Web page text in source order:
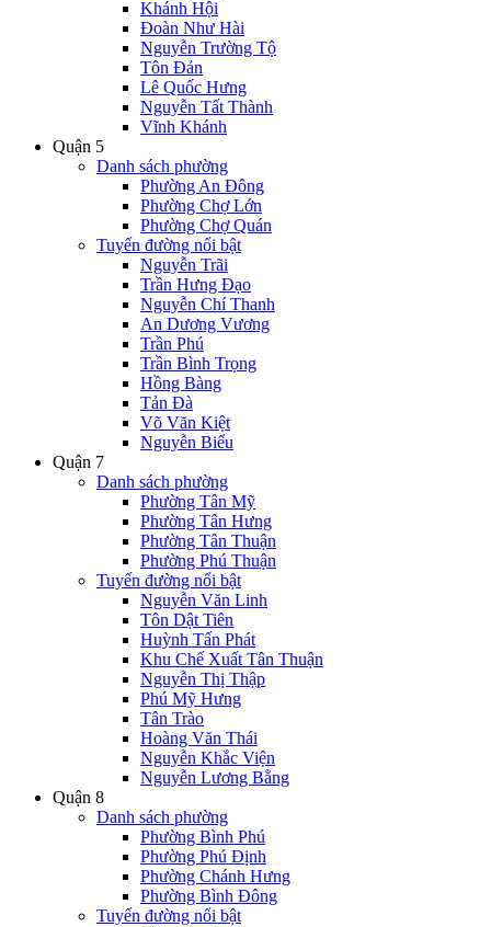
Khánh Hội
Đoàn Như Hài
Nguyễn Trường Tộ
Tôn Đản
Lê Quốc Hưng
Nguyễn Tất Thành
Vĩnh Khánh
Quận 5
Danh sách phường
Phường An Đông
Phường Chợ Lớn
Phường Chợ Quán
Tuyến đường nổi bật
Nguyễn Trãi
Trần Hưng Đạo
Nguyễn Chí Thanh
An Dương Vương
Trần Phú
Trần Bình Trọng
Hồng Bàng
Tản Đà
Võ Văn Kiệt
Nguyễn Biểu
Quận 7
Danh sách phường
Phường Tân Mỹ
Phường Tân Hưng
Phường Tân Thuận
Phường Phú Thuận
Tuyến đường nổi bật
Nguyễn Văn Linh
Tôn Dật Tiên
Huỳnh Tấn Phát
Khu Chế Xuất Tân Thuận
Nguyễn Thị Thập
Phú Mỹ Hưng
Tân Trào
Hoàng Văn Thái
Nguyễn Khắc Viện
Nguyễn Lương Bằng
Quận 8
Danh sách phường
Phường Bình Phú
Phường Phú Định
Phường Chánh Hưng
Phường Bình Đông
Tuyến đường nổi bật